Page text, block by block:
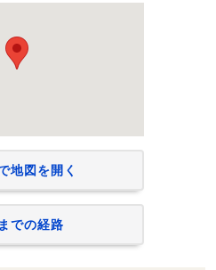
地図を開く
での経路